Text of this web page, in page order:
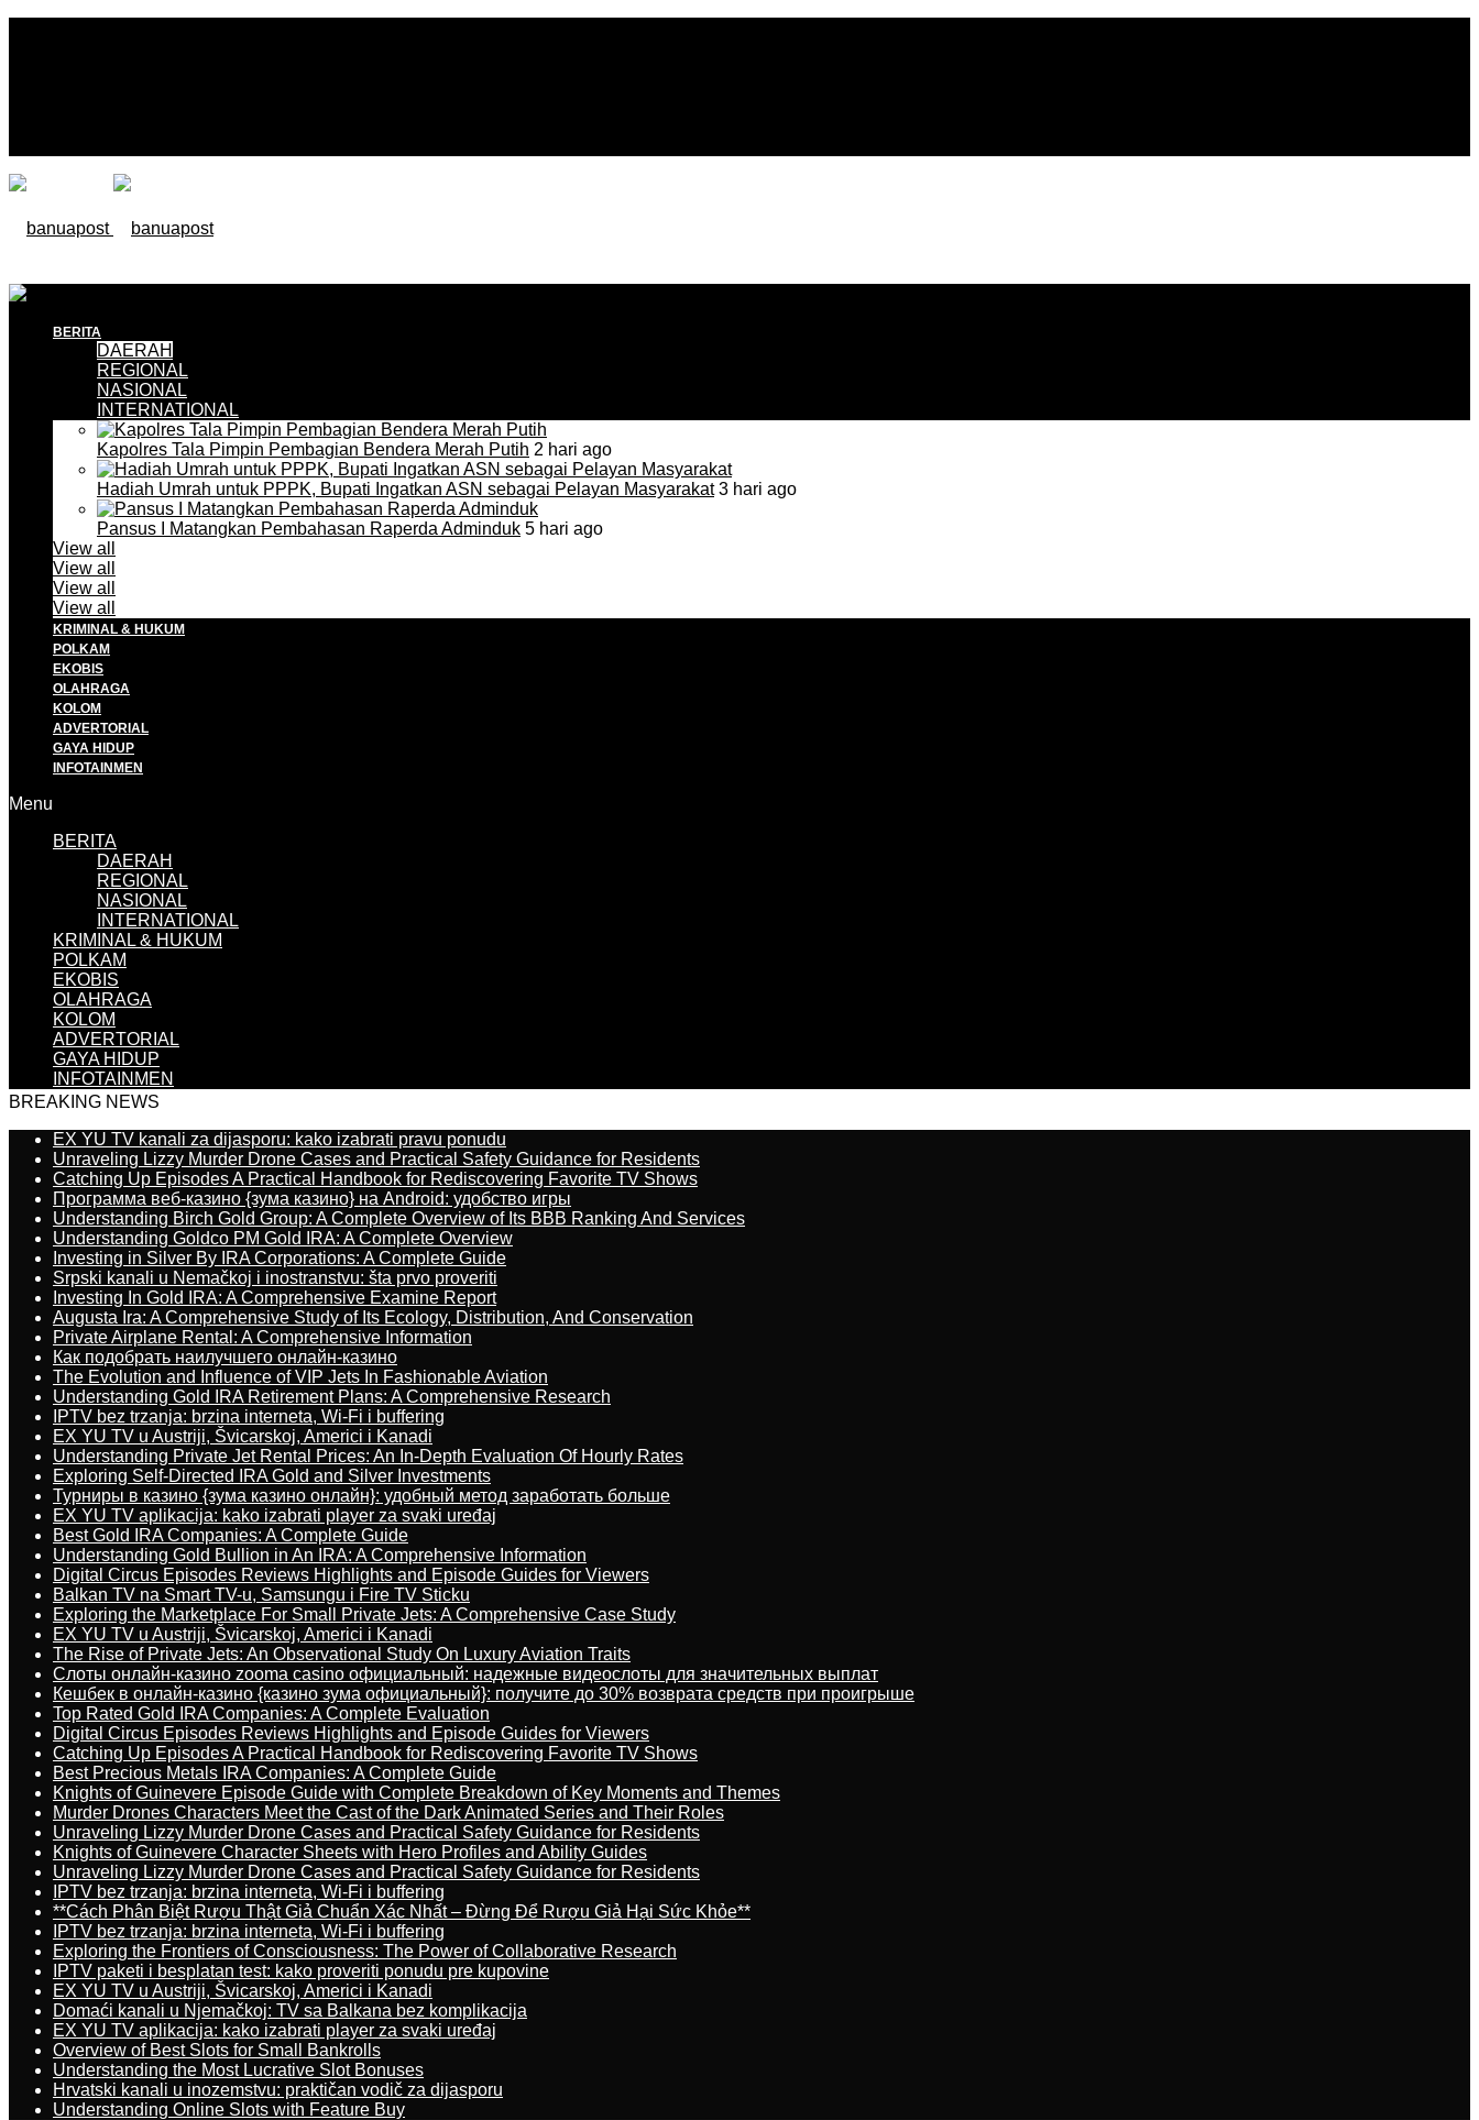
BERITA
DAERAH
REGIONAL
NASIONAL
INTERNATIONAL
Kapolres Tala Pimpin Pembagian Bendera Merah Putih 2 hari ago
Hadiah Umrah untuk PPPK, Bupati Ingatkan ASN sebagai Pelayan Masyarakat3 hari ago
Pansus I Matangkan Pembahasan Raperda Adminduk 5 hari ago
View all
View all
View all
View all
KRIMINAL & HUKUM
POLKAM
EKOBIS
OLAHRAGA
KOLOM
ADVERTORIAL
GAYA HIDUP
INFOTAINMEN
Menu
BERITA
DAERAH
REGIONAL
NASIONAL
INTERNATIONAL
KRIMINAL & HUKUM
POLKAM
EKOBIS
OLAHRAGA
KOLOM
ADVERTORIAL
GAYA HIDUP
INFOTAINMEN
BREAKING NEWS
EX YU TV kanali za dijasporu: kako izabrati pravu ponudu
Unraveling Lizzy Murder Drone Cases and Practical Safety Guidance for Residents
Catching Up Episodes A Practical Handbook for Rediscovering Favorite TV Shows
Программа веб-казино {зума казино} на Android: удобство игры
Understanding Birch Gold Group: A Complete Overview of Its BBB Ranking And Services
Understanding Goldco PM Gold IRA: A Complete Overview
Investing in Silver By IRA Corporations: A Complete Guide
Srpski kanali u Nemačkoj i inostranstvu: šta prvo proveriti
Investing In Gold IRA: A Comprehensive Examine Report
Augusta Ira: A Comprehensive Study of Its Ecology, Distribution, And Conservation
Private Airplane Rental: A Comprehensive Information
Как подобрать наилучшего онлайн-казино
The Evolution and Influence of VIP Jets In Fashionable Aviation
Understanding Gold IRA Retirement Plans: A Comprehensive Research
IPTV bez trzanja: brzina interneta, Wi-Fi i buffering
EX YU TV u Austriji, Švicarskoj, Americi i Kanadi
Understanding Private Jet Rental Prices: An In-Depth Evaluation Of Hourly Rates
Exploring Self-Directed IRA Gold and Silver Investments
Турниры в казино {зума казино онлайн}: удобный метод заработать больше
EX YU TV aplikacija: kako izabrati player za svaki uređaj
Best Gold IRA Companies: A Complete Guide
Understanding Gold Bullion in An IRA: A Comprehensive Information
Digital Circus Episodes Reviews Highlights and Episode Guides for Viewers
Balkan TV na Smart TV-u, Samsungu i Fire TV Sticku
Exploring the Marketplace For Small Private Jets: A Comprehensive Case Study
EX YU TV u Austriji, Švicarskoj, Americi i Kanadi
The Rise of Private Jets: An Observational Study On Luxury Aviation Traits
Слоты онлайн-казино zooma casino официальный: надежные видеослоты для значительных выплат
Кешбек в онлайн-казино {казино зума официальный}: получите до 30% возврата средств при проигрыше
Top Rated Gold IRA Companies: A Complete Evaluation
Digital Circus Episodes Reviews Highlights and Episode Guides for Viewers
Catching Up Episodes A Practical Handbook for Rediscovering Favorite TV Shows
Best Precious Metals IRA Companies: A Complete Guide
Knights of Guinevere Episode Guide with Complete Breakdown of Key Moments and Themes
Murder Drones Characters Meet the Cast of the Dark Animated Series and Their Roles
Unraveling Lizzy Murder Drone Cases and Practical Safety Guidance for Residents
Knights of Guinevere Character Sheets with Hero Profiles and Ability Guides
Unraveling Lizzy Murder Drone Cases and Practical Safety Guidance for Residents
IPTV bez trzanja: brzina interneta, Wi-Fi i buffering
**Cách Phân Biệt Rượu Thật Giả Chuẩn Xác Nhất – Đừng Để Rượu Giả Hại Sức Khỏe**
IPTV bez trzanja: brzina interneta, Wi-Fi i buffering
Exploring the Frontiers of Consciousness: The Power of Collaborative Research
IPTV paketi i besplatan test: kako proveriti ponudu pre kupovine
EX YU TV u Austriji, Švicarskoj, Americi i Kanadi
Domaći kanali u Njemačkoj: TV sa Balkana bez komplikacija
EX YU TV aplikacija: kako izabrati player za svaki uređaj
Overview of Best Slots for Small Bankrolls
Understanding the Most Lucrative Slot Bonuses
Hrvatski kanali u inozemstvu: praktičan vodič za dijasporu
Understanding Online Slots with Feature Buy